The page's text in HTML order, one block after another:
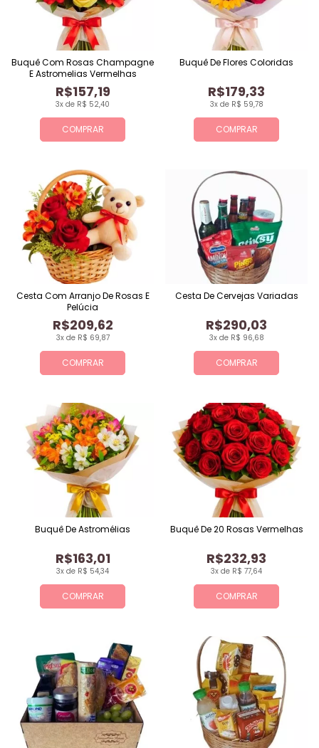
COMPRAR
3x de R$ 52,40
R$157,19
Buquê Com Rosas Champagne
E Astromelias Vermelhas
COMPRAR
3x de R$ 59,78
R$179,33
Buquê De Flores Coloridas
COMPRAR
3x de R$ 69,87
R$209,62
Cesta Com Arranjo De Rosas E
Pelúcia
COMPRAR
3x de R$ 96,68
R$290,03
Cesta De Cervejas Variadas
COMPRAR
3x de R$ 54,34
R$163,01
Buquê De Astromélias
COMPRAR
3x de R$ 77,64
R$232,93
Buquê De 20 Rosas Vermelhas